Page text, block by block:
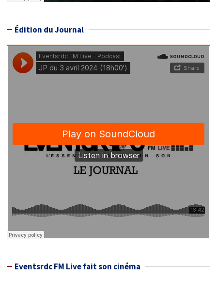
Édition du Journal
Eventsrdc FM Live fait son cinéma